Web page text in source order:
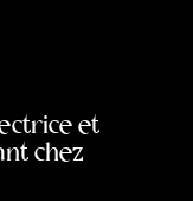
et
chez